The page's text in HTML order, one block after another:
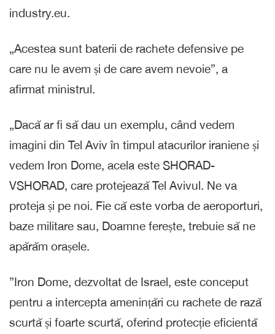
industry.eu.
„Acestea sunt baterii de rachete defensive pe
care nu le avem și de care avem nevoie”, a
afirmat ministrul.
„Dacă ar fi să dau un exemplu, când vedem
imagini din Tel Aviv în timpul atacurilor iraniene și
vedem Iron Dome, acela este SHORAD-
VSHORAD, care protejează Tel Avivul. Ne va
proteja și pe noi. Fie că este vorba de aeroporturi,
baze militare sau, Doamne ferește, trebuie să ne
apărăm orașele.
”Iron Dome, dezvoltat de Israel, este conceput
pentru a intercepta amenințări cu rachete de rază
scurtă și foarte scurtă, oferind protecție eficientă